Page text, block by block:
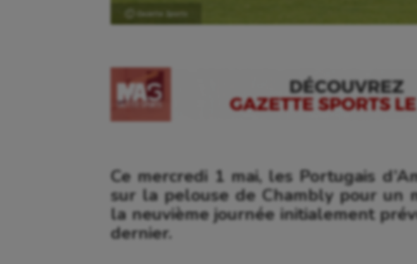
Ce mercredi 1 mai, les Portugais
sur la pelouse de Chambly pour un
la neuvième journée initialement
dernier.